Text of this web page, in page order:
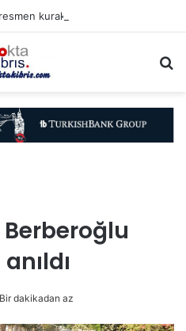
kuraklık ilan edildi
Bir dakikadan az